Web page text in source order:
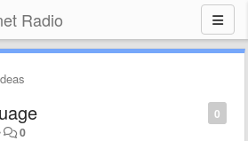
Radio
0
0